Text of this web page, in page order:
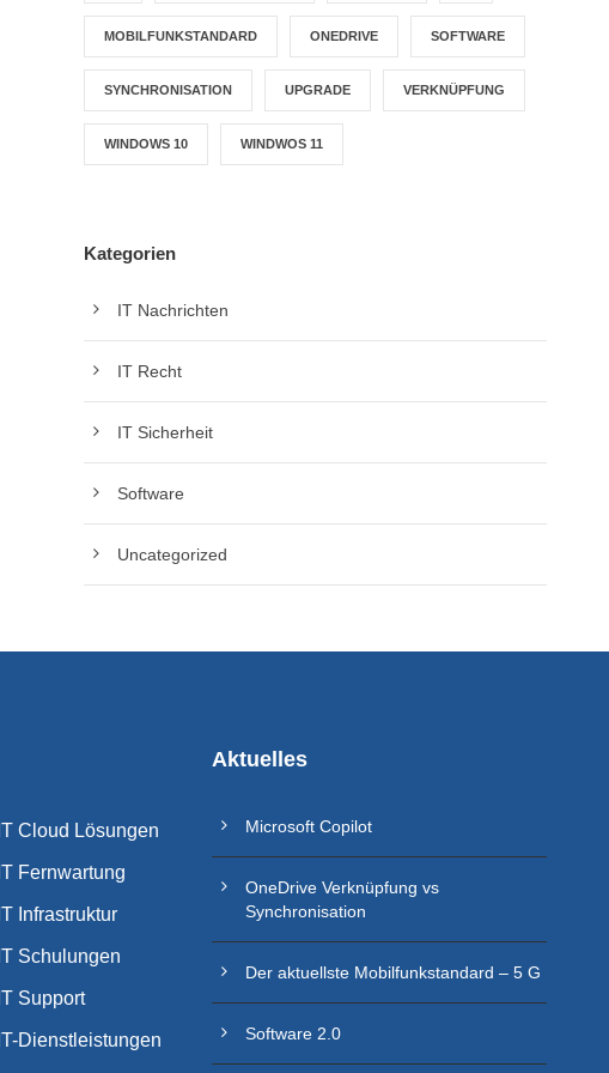
MOBILFUNKSTANDARD ONEDRIVE SOFTWARE
SYNCHRONISATION UPGRADE VERKNÜPFUNG
WINDOWS 10 WINDWOS 11
Kategorien
IT Nachrichten
IT Recht
IT Sicherheit
Software
Uncategorized
IT Cloud Lösungen
IT Fernwartung
IT Infrastruktur
IT Schulungen
IT Support
IT-Dienstleistungen
Aktuelles
Microsoft Copilot
OneDrive Verknüpfung vs
Synchronisation
Der aktuellste Mobilfunkstandard – 5 G
Software 2.0